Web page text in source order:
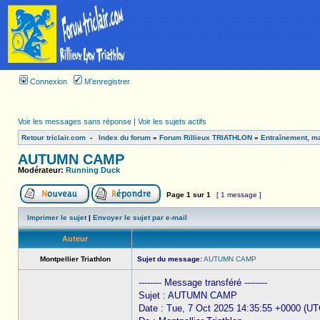
Connexion M’enregistrer
Voir les messages sans réponse | Voir les sujets actifs
Retour triclair.com - Index du forum » Forum Rillieux TRIATHLON » Entraînement,
AUTUMN CAMP
Modérateur: Running Duck
Page 1 sur 1 [ 1 message ]
Imprimer le sujet| Envoyer le sujet par e-mail
Auteur
Montpellier Triathlon Sujet du message:AUTUMN CAMP
-------- Message transféré --------
Sujet : AUTUMN CAMP
Date : Tue, 7 Oct 2025 14:35:55 +0000